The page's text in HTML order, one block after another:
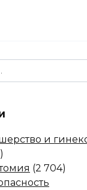
и
(2 704)